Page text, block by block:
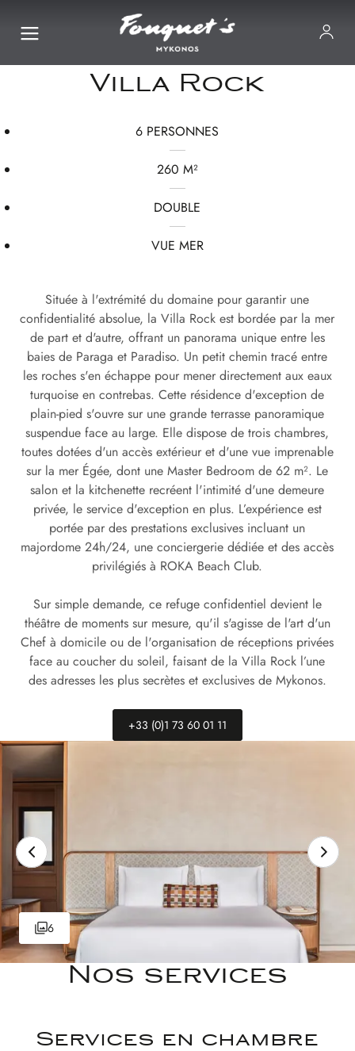
Villa Rock
6 PERSONNES
260 M²
DOUBLE
VUE MER
Située à l'extrémité du domaine pour garantir une
confidentialité absolue, la Villa Rock est bordée par la mer
de part et d'autre, offrant un panorama unique entre les
baies de Paraga et Paradiso. Un petit chemin tracé entre
les roches s'en échappe pour mener directement aux eaux
turquoise en contrebas. Cette résidence d'exception de
plain-pied s'ouvre sur une grande terrasse panoramique
suspendue face au large. Elle dispose de trois chambres,
toutes dotées d'un accès extérieur et d'une vue imprenable
sur la mer Égée, dont une Master Bedroom de 62 m². Le
salon et la kitchenette recréent l'intimité d'une demeure
privée, le service d'exception en plus. L’expérience est
portée par des prestations exclusives incluant un
majordome 24h/24, une conciergerie dédiée et des accès
privilégiés à ROKA Beach Club.
Sur simple demande, ce refuge confidentiel devient le
théâtre de moments sur mesure, qu'il s'agisse de l'art d'un
Chef à domicile ou de l'organisation de réceptions privées
face au coucher du soleil, faisant de la Villa Rock l’une
des adresses les plus secrètes et exclusives de Mykonos.
+33 (0)1 73 60 01 11
6
Nos services
Services en chambre